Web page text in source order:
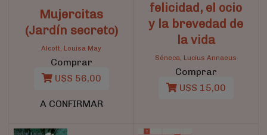
Mujercitas
(Jardín secreto)
Alcott, Louisa May
Comprar
U$S 56,00
A CONFIRMAR
felicidad, el ocio
y la brevedad de
la vida
Séneca, Lucius Annaeus
Comprar
U$S 15,00